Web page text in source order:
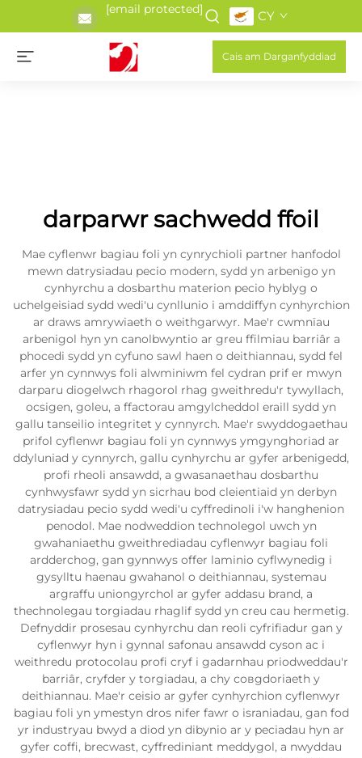
[email protected] CY
Cais am Darganfyddiad
darparwr sachwedd ffoil
Mae cyflenwr bagiau foli yn cynrychioli partner hanfodol
mewn datrysiadau pecio modern, sydd yn arbenigo yn
cynhyrchu a dosbarthu materion pecio hyblyg o
uchelgeisiad sydd wedi'u cynllunio i amddiffyn cynhyrchion
ar draws amrywiaeth o weithgarwyr. Mae'r cwmnïau
arbenigol hyn yn canolbwyntio ar greu ffilmiau barriâr a
phocedi sydd yn cyfuno sawl haen o deithiannau, sydd fel
arfer yn cynnwys foli alwminiwm fel cydran prif er mwyn
darparu diogelwch rhagorol rhag gweithredu'r tywyllach,
ocsigen, goleu, a ffactorau amgylcheddol eraill sydd yn
gallu tanseilio integritet y cynnyrch. Mae'r swyddogaethau
prifol cyflenwr bagiau foli yn cynnwys ymgynghoriad ar
ddyluniad y cynnyrch, gallu cynhyrchu ar gyfer arbenigedd,
profi rheoli ansawdd, a gwasanaethau dosbarthu
cynhwysfawr sydd yn sicrhau bod cleientiaid yn derbyn
datrysiadau pecio sydd wedi'u cyffredinoli i'w hanghenion
penodol. Mae nodweddion technolegol uwch yn
gwahaniaethu gweithrediadau cyflenwyr bagiau foli
ardderchog, gan gynnwys offer laminio cyflwynedig i
gysylltu haenau gwahanol o deithiannau, systemau
argraffu uniongyrchol ar gyfer addasu brand, a
thechnolegau torgiadau rhaglif sydd yn creu cau hermetig.
Defnyddir prosesau cynhyrchu dan reoli cyfrifiadur gan y
cyflenwyr hyn i gynnal safonau ansawdd cyson ac i
weithredu protocolau profi cryf i gadarnhau priodweddau'r
barriâr, cryfder y torgiadau, a chy совgdoriaeth y
deithiannau. Mae'r ceisio ar gyfer cynhyrchion cyflenwyr
bagiau foli yn ymestyn dros nifer fawr o israniadau, gan fod
yr industryau bwyd a diod yn dibynio ar y peciadau hyn ar
gyfer coffi, brecwast, cyffrediniant meddygol, a nwyddau